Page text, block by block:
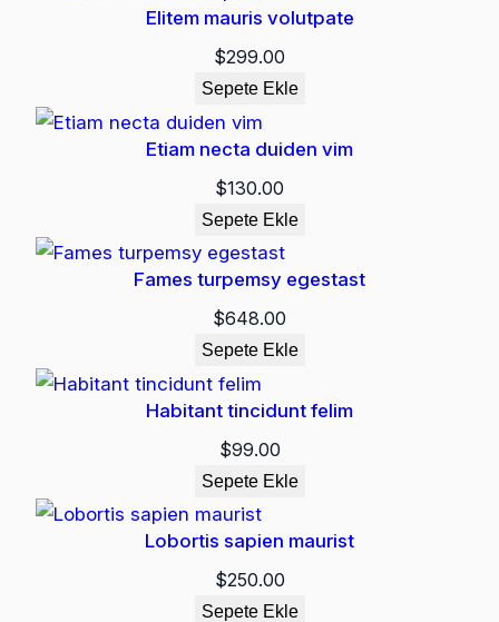
Elitem mauris volutpate
$299.00
Sepete Ekle
Etiam necta duiden vim
$130.00
Sepete Ekle
Fames turpemsy egestast
$648.00
Sepete Ekle
Habitant tincidunt felim
$99.00
Sepete Ekle
Lobortis sapien maurist
$250.00
Sepete Ekle